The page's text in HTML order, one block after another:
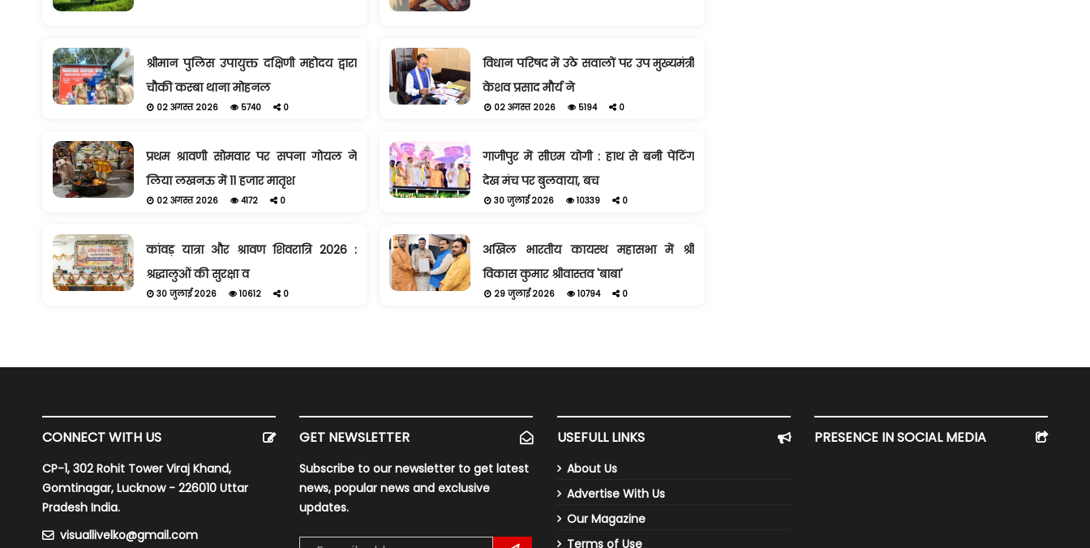
श्रीमान पुलिस उपायुक्त दक्षिणी महोदय द्वारा
चौकी कस्बा थाना मोहनल
02 अगस्त 2026 5740 0
विधान परिषद में उठे सवालों पर उप मुख्यमंत्री
केशव प्रसाद मौर्य ने
02 अगस्त 2026 5194 0
प्रथम श्रावणी सोमवार पर सपना गोयल ने
लिया लखनऊ में 11 हजार मातृश
02 अगस्त 2026 4172 0
गाजीपुर में सीएम योगी : हाथ से बनी पेंटिंग
देख मंच पर बुलवाया, बच
30 जुलाई 2026 10339 0
कांवड़ यात्रा और श्रावण शिवरात्रि 2026 :
श्रद्धालुओं की सुरक्षा व
30 जुलाई 2026 10612 0
अखिल भारतीय कायस्थ महासभा में श्री
विकास कुमार श्रीवास्तव 'बाबा'
29 जुलाई 2026 10794 0
CONNECT WITH US
CP-1, 302 Rohit Tower Viraj Khand,
Gomtinagar, Lucknow - 226010 Uttar
Pradesh India.
visuallivelko@gmail.com
GET NEWSLETTER
Subscribe to our newsletter to get latest
news, popular news and exclusive
updates.
USEFULL LINKS
About Us
Advertise With Us
Our Magazine
Terms of Use
PRESENCE IN SOCIAL MEDIA